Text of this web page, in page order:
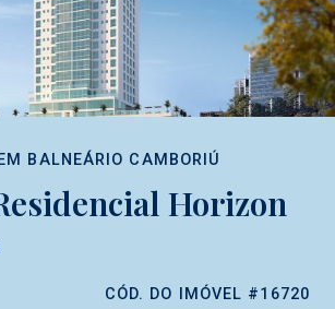
EM BALNEÁRIO CAMBORIÚ
Horizon
CÓD. DO IMÓVEL #16720